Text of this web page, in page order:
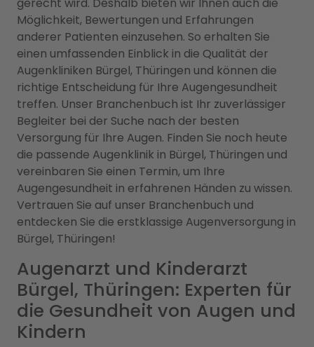
Möglichkeit, Bewertungen und Erfahrungen
anderer Patienten einzusehen. So erhalten Sie
einen umfassenden Einblick in die Qualität der
Augenkliniken Bürgel, Thüringen und können die
richtige Entscheidung für Ihre Augengesundheit
treffen. Unser Branchenbuch ist Ihr zuverlässiger
Begleiter bei der Suche nach der besten
Versorgung für Ihre Augen. Finden Sie noch heute
die passende Augenklinik in Bürgel, Thüringen und
vereinbaren Sie einen Termin, um Ihre
Augengesundheit in erfahrenen Händen zu wissen.
Vertrauen Sie auf unser Branchenbuch und
entdecken Sie die erstklassige Augenversorgung in
Bürgel, Thüringen!
Augenarzt und Kinderarzt
Bürgel, Thüringen: Experten für
die Gesundheit von Augen und
Kindern